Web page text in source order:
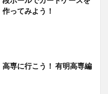
作ってみよう！
高専に行こう！ 有明高専編